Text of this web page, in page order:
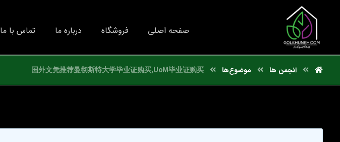
صفحه اصلی فروشگاه درباره ما تماس با ما
انجمن ها موضوع‌ها 国外文凭推荐曼彻斯特大学毕业证购买,UoM毕业证购买